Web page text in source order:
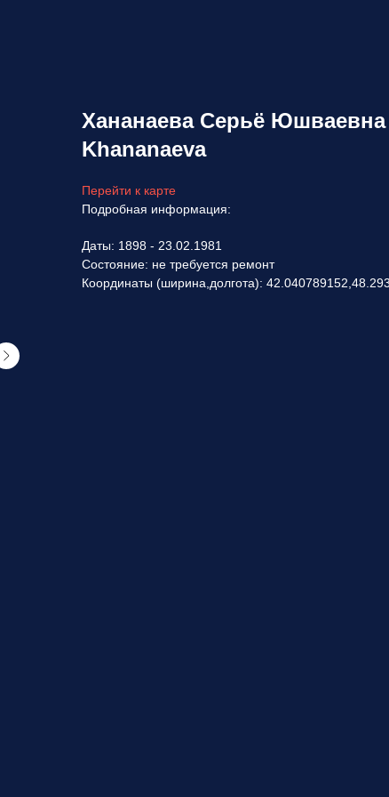
Хананаева Серьё Юшваевна
Khananaeva
Перейти к карте
Подробная информация:
Даты: 1898 - 23.02.1981
Состояние: не требуется ремонт
Координаты (ширина,долгота):